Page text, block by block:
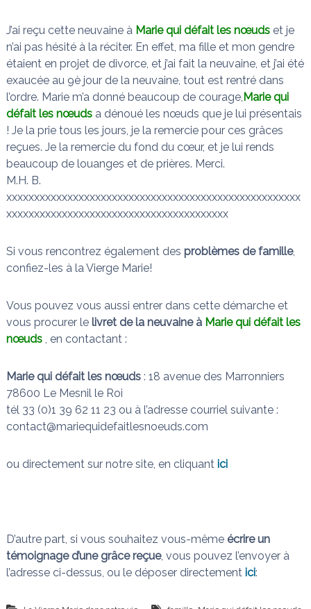
J’ai reçu cette neuvaine à Marie qui défait les nœuds et je
n’ai pas hésité à la réciter. En effet, ma fille et mon gendre
étaient en projet de divorce, et j’ai fait la neuvaine, et j’ai été
exaucée au 9è jour de la neuvaine, tout est rentré dans
l’ordre. Marie m’a donné beaucoup de courage,Marie qui
défait les nœuds a dénoué les nœuds que je lui présentais
! Je la prie tous les jours, je la remercie pour ces grâces
reçues. Je la remercie du fond du cœur, et je lui rends
beaucoup de louanges et de prières. Merci.
M.H. B.
xxxxxxxxxxxxxxxxxxxxxxxxxxxxxxxxxxxxxxxxxxxxxxxxxxxxx
xxxxxxxxxxxxxxxxxxxxxxxxxxxxxxxxxxxxxxxx
Si vous rencontrez également des problèmes de famille,
confiez-les à la Vierge Marie!
Vous pouvez vous aussi entrer dans cette démarche et
vous procurer le livret de la neuvaine à Marie qui défait les
nœuds , en contactant :
Marie qui défait les nœuds : 18 avenue des Marronniers
78600 Le Mesnil le Roi
tél 33 (0)1 39 62 11 23 ou à l’adresse courriel suivante :
contact@mariequidefaitlesnoeuds.com
ou directement sur notre site, en cliquant ici
D’autre part, si vous souhaitez vous-même écrire un
témoignage d’une grâce reçue, vous pouvez l’envoyer à
l’adresse ci-dessus, ou le déposer directement ici: